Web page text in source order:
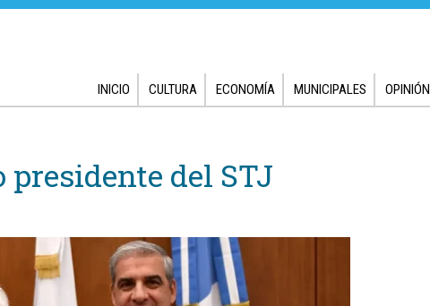
INICIO CULTURA ECONOMÍA MUNICIPALES OPINIÓN
del STJ